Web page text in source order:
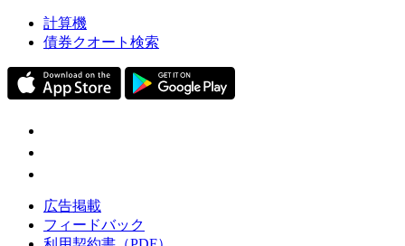
計算機
債券クオート検索
広告掲載
フィードバック